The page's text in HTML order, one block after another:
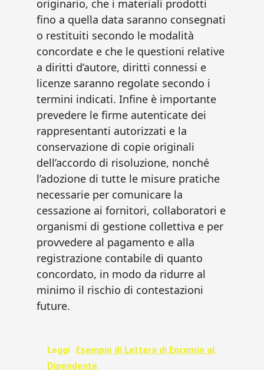
originario, che i materiali prodotti
fino a quella data saranno consegnati
o restituiti secondo le modalità
concordate e che le questioni relative
a diritti d’autore, diritti connessi e
licenze saranno regolate secondo i
termini indicati. Infine è importante
prevedere le firme autenticate dei
rappresentanti autorizzati e la
conservazione di copie originali
dell’accordo di risoluzione, nonché
l’adozione di tutte le misure pratiche
necessarie per comunicare la
cessazione ai fornitori, collaboratori e
organismi di gestione collettiva e per
provvedere al pagamento e alla
registrazione contabile di quanto
concordato, in modo da ridurre al
minimo il rischio di contestazioni
future.
Leggi Esempio di Lettera di Encomio al
Dipendente